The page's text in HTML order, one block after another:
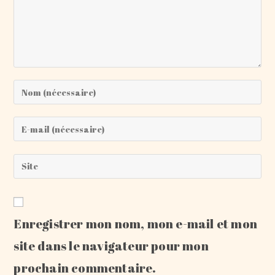
Enter
your
name
or
to
comment
Enter
your
email
address
comment
Saisir
l’URL
votre
site
Enregistrer mon nom, mon e-mail et mon
site dans le navigateur pour mon
prochain commentaire.